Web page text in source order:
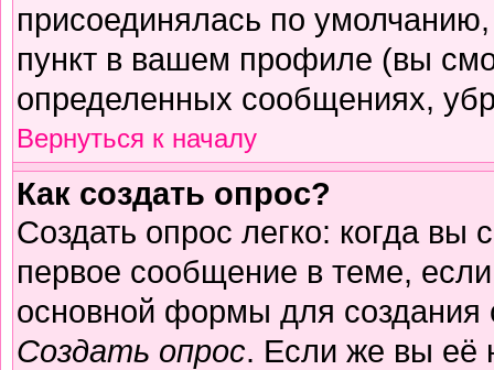
присоединялась по
пункт в вашем профиле (вы
определенных сообщениях,
Вернуться к началу
Как создать опрос?
Создать опрос легко: когда вы
первое сообщение в теме,
основной формы для
Создать опрос. Если же вы её